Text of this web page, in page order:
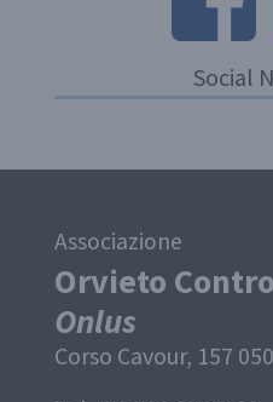
Social
Associazione
Orvieto
Onlus
Corso Cavour, 157